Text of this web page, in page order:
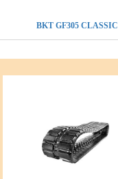
BKT GF305 CLASSIC